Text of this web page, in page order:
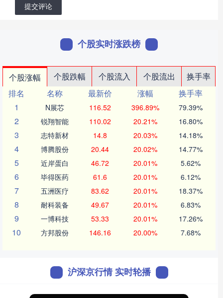
提交评论
个股实时涨跌榜
个股涨幅 个股跌幅 个股流入 个股流出
换手率
排名
名称 最新价 涨幅
换手率
1
N展芯 116.52 396.89% 79.39%
2 锐翔智能 110.02 20.21% 16.80%
3 志特新材 14.8 20.03% 14.18%
4 博腾股份 20.44 20.02% 14.77%
5 近岸蛋白 46.72 20.01% 5.62%
6 毕得医药 61.6 20.01% 6.12%
7 五洲医疗 83.62 20.01% 18.37%
8 耐科装备 49.67 20.01% 6.83%
9 一博科技 53.33 20.01% 17.26%
10 方邦股份 146.16 20.00% 7.68%
沪深京行情 实时轮播